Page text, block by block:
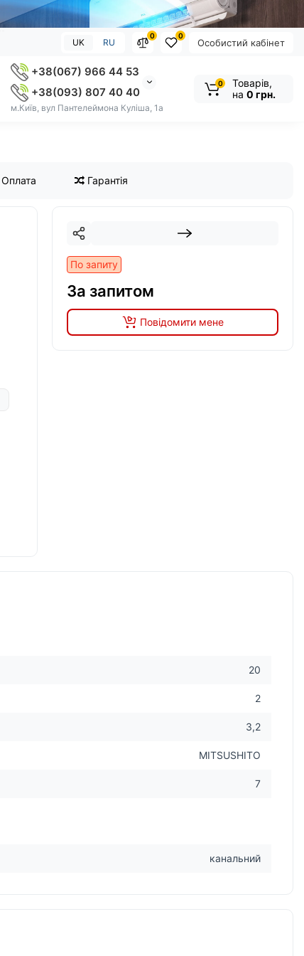
Особистий кабінет
0
0
UK RU
+38(067) 966 44 53
+38(093) 807 40 40
м.Київ, вул Пантелеймона Куліша, 1а
0
Товарів,
на 0 грн.
Оплата Гарантія
По запиту
За запитом
Повідомити мене
20
2
3,2
MITSUSHITO
7
канальний